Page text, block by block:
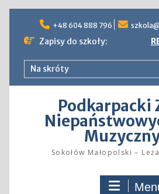
content
+48 604 888 796
Zapisy do szkoły:
Na skróty
Podkarpacki
Sokołów Małopolski –